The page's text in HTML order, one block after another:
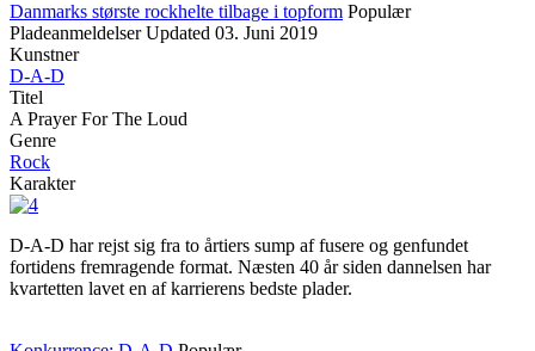
Danmarks største rockhelte tilbage i topform Populær
Pladeanmeldelser Updated 03. Juni 2019
Kunstner
D-A-D
Titel
A Prayer For The Loud
Genre
Rock
Karakter
D-A-D har rejst sig fra to årtiers sump af fusere og genfundet
fortidens fremragende format. Næsten 40 år siden dannelsen har
kvartetten lavet en af karrierens bedste plader.